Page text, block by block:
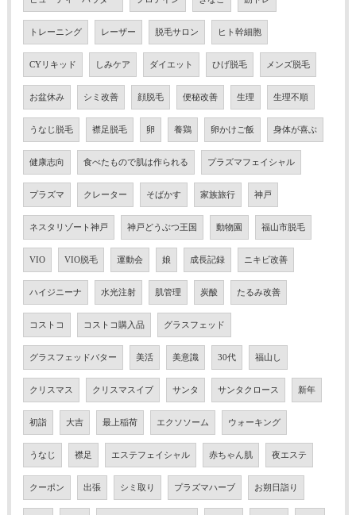
トレーニング レーザー 脱毛サロン ヒト幹細胞
CYリキッド しみケア ダイエット ひげ脱毛 メンズ脱毛
お盆休み シミ改善 顔脱毛 便秘改善 生理 生理不順
うなじ脱毛 襟足脱毛 卵 養鶏 卵かけご飯 身体が喜ぶ
健康志向 食べたもので肌は作られる プラズマフェイシャル
プラズマ クレーター そばかす 家族旅行 神戸
ネスタリゾート神戸 神戸どうぶつ王国 動物園 福山市脱毛
VIO VIO脱毛 運動会 娘 成長記録 ニキビ改善
ハイジニーナ 水光注射 肌管理 炭酸 たるみ改善
コストコ コストコ購入品 グラスフェッド
グラスフェッドバター 美活 美意識 30代 福山し
クリスマス クリスマスイブ サンタ サンタクロース 新年
初詣 大吉 最上稲荷 エクソソーム ウォーキング
うなじ 襟足 エステフェイシャル 赤ちゃん肌 夜エステ
クーポン 出張 シミ取り プラズマハーブ お朔日詣り